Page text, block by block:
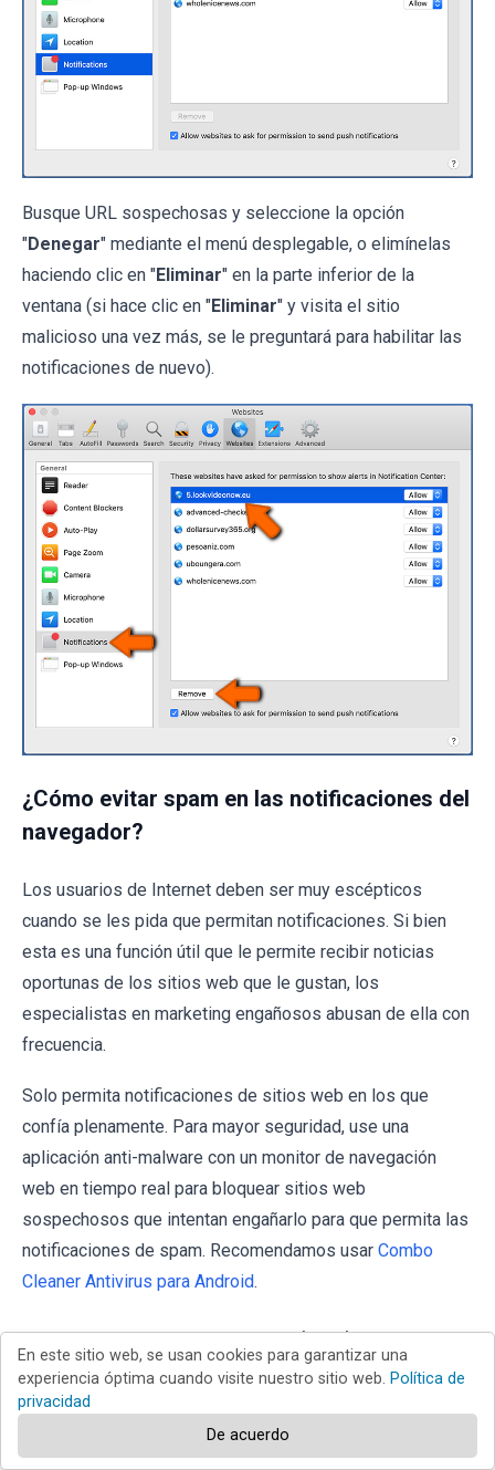
Busque URL sospechosas y seleccione la opción
"Denegar" mediante el menú desplegable, o elimínelas
haciendo clic en "Eliminar" en la parte inferior de la
ventana (si hace clic en "Eliminar" y visita el sitio
malicioso una vez más, se le preguntará para habilitar las
notificaciones de nuevo).
¿Cómo evitar spam en las notificaciones del
navegador?
Los usuarios de Internet deben ser muy escépticos
cuando se les pida que permitan notificaciones. Si bien
esta es una función útil que le permite recibir noticias
oportunas de los sitios web que le gustan, los
especialistas en marketing engañosos abusan de ella con
frecuencia.
Solo permita notificaciones de sitios web en los que
confía plenamente. Para mayor seguridad, use una
aplicación anti-malware con un monitor de navegación
web en tiempo real para bloquear sitios web
sospechosos que intentan engañarlo para que permita las
notificaciones de spam. Recomendamos usar Combo
Cleaner Antivirus para Android.
Preguntas más frecuentes (FAQ)
¿Por qué veo anuncios (notificaciones del
navegador) de sequencenetworkflow.co[.]in en la
En este sitio web, se usan cookies para garantizar una
experiencia óptima cuando visite nuestro sitio web. Política de
privacidad
De acuerdo